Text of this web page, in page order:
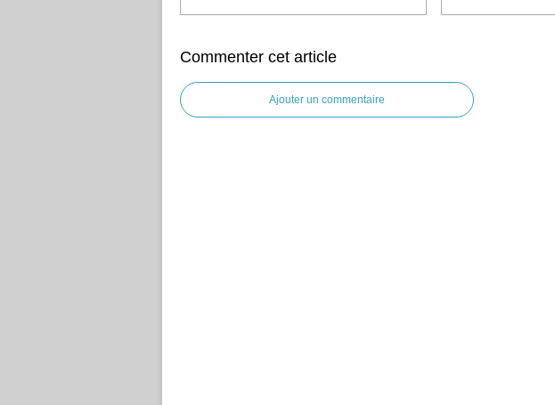
Commenter cet article
Ajouter un commentaire